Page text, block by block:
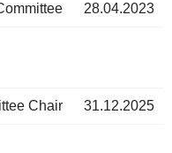
28.04.2023
Chair 31.12.2025